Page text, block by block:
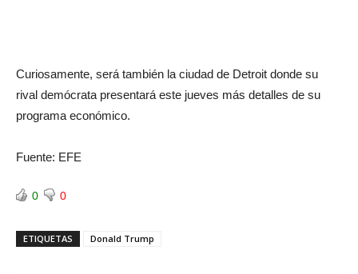
Curiosamente, será también la ciudad de Detroit donde su
rival demócrata presentará este jueves más detalles de su
programa económico.
Fuente: EFE
0 0
ETIQUETAS Donald Trump